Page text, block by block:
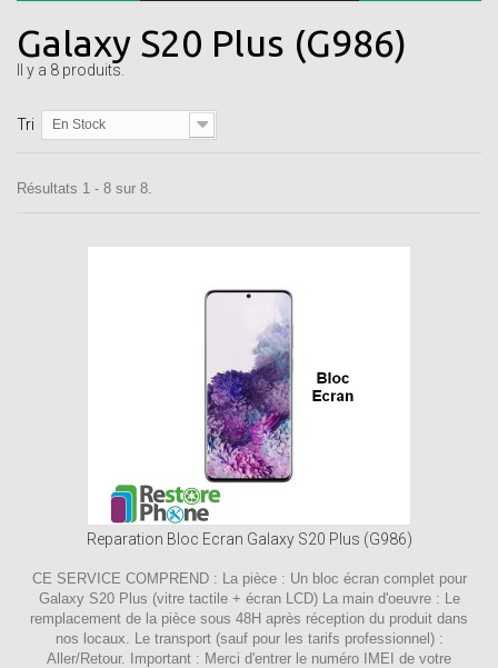
Galaxy S20 Plus (G986)
Il y a 8 produits.
Tri En Stock
Résultats 1 - 8 sur 8.
Reparation Bloc Ecran Galaxy S20 Plus (G986)
CE SERVICE COMPREND : La pièce : Un bloc écran complet pour
Galaxy S20 Plus (vitre tactile + écran LCD) La main d'oeuvre : Le
remplacement de la pièce sous 48H après réception du produit dans
nos locaux. Le transport (sauf pour les tarifs professionnel) :
Aller/Retour. Important : Merci d'entrer le numéro IMEI de votre